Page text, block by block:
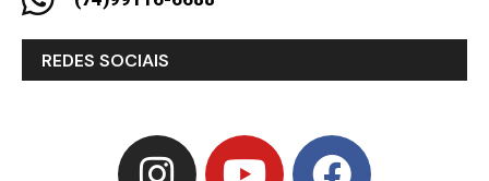
REDES SOCIAIS